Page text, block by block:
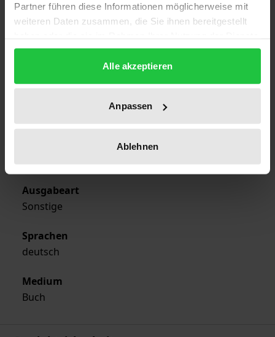
Partner führen diese Informationen möglicherweise mit
weiteren Daten zusammen, die Sie ihnen bereitgestellt
gesammelt haben.
Alle akzeptieren
Anpassen
Ablehnen
ISBN
978-3-7890-9697-6
Nomos
Ausgabeart
Sonstige
Sprachen
deutsch
Medium
Buch